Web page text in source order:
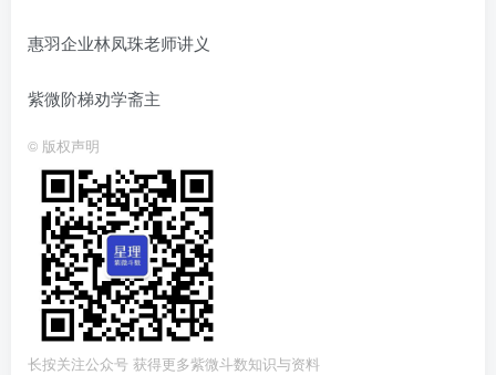
惠羽企业林凤珠老师讲义
紫微阶梯劝学斋主
© 版权声明
长按关注公众号 获得更多紫微斗数知识与资料